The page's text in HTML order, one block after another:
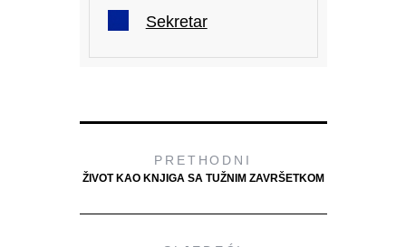
Sekretar
PRETHODNI
ŽIVOT KAO KNJIGA SA TUŽNIM ZAVRŠETKOM